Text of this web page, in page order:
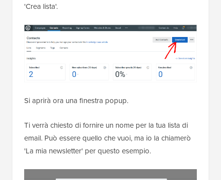
'Crea lista'.
Si aprirà ora una finestra popup.
Ti verrà chiesto di fornire un nome per la tua lista di
email. Può essere quello che vuoi, ma io la chiamerò
'La mia newsletter' per questo esempio.